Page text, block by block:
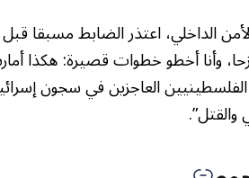
الداخلي، اعتذر الضابط مسبقا
وأنا أخطو خطوات قصيرة: هكذا
العاجزين في سجون